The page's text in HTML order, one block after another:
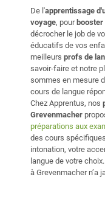
De l'apprentissage
voyage, pour booster
décrocher le job de
éducatifs de vos
meilleurs profs de
savoir-faire et notre
sommes en mesure
cours de langue
Chez Apprentus, nos
Grevenmacher
préparations aux
des cours
intonation, votre
langue de votre
à Grevenmacher n’a